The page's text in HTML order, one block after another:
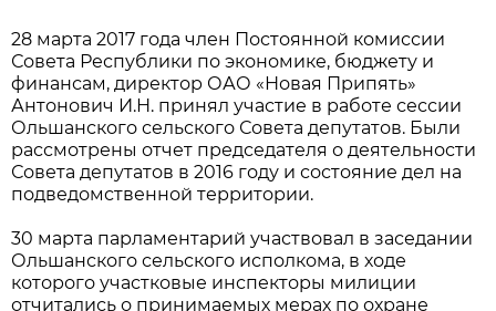
28 марта 2017 года член Постоянной комиссии
Совета Республики по экономике, бюджету и
финансам, директор ОАО «Новая Припять»
Антонович И.Н. принял участие в работе сессии
Ольшанского сельского Совета депутатов. Были
рассмотрены отчет председателя о деятельности
Совета депутатов в 2016 году и состояние дел на
подведомственной территории.
30 марта парламентарий участвовал в заседании
Ольшанского сельского исполкома, в ходе
которого участковые инспекторы милиции
отчитались о принимаемых мерах по охране